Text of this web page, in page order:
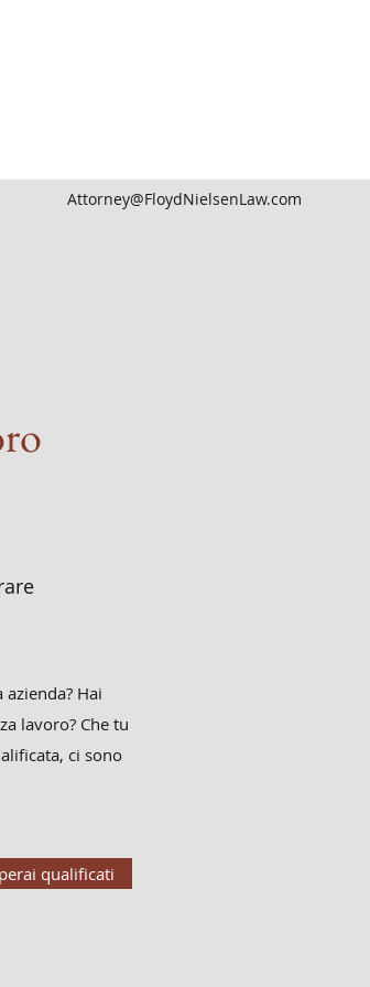
Attorney@FloydNielsenLaw.com
Hai
lavoro? Che tu
ci sono
qualificati